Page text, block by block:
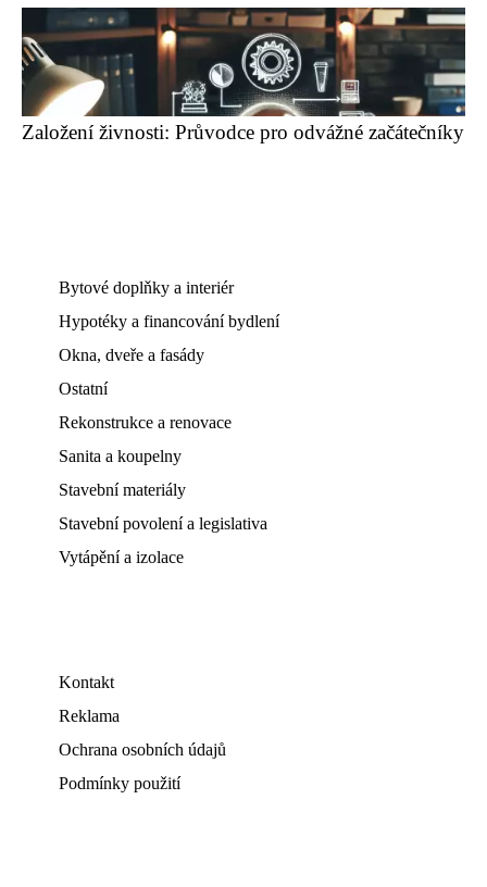
Založení živnosti: Průvodce pro odvážné začátečníky
Bytové doplňky a interiér
Hypotéky a financování bydlení
Okna, dveře a fasády
Ostatní
Rekonstrukce a renovace
Sanita a koupelny
Stavební materiály
Stavební povolení a legislativa
Vytápění a izolace
Kontakt
Reklama
Ochrana osobních údajů
Podmínky použití